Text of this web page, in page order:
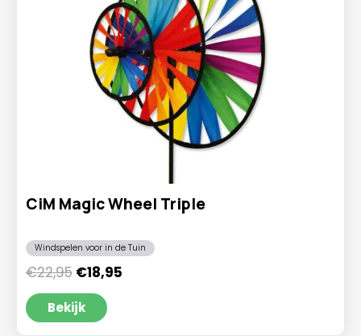
CiM Magic Wheel Triple
Windspelen voor in de Tuin
€22,95 Oorspronkelijke
prijs
was:
€22,95.
€18,95Huidige
Bekijk